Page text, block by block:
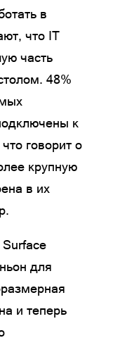
в
что IT
часть
48%
к
говорит о
крупную
в их
для
и теперь